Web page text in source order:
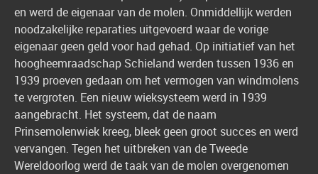
en werd de eigenaar van de molen. Onmiddellijk werden
noodzakelijke reparaties uitgevoerd waar de vorige
eigenaar geen geld voor had gehad. Op initiatief van het
hoogheemraadschap Schieland werden tussen 1936 en
1939 proeven gedaan om het vermogen van windmolens
te vergroten. Een nieuw wieksysteem werd in 1939
aangebracht. Het systeem, dat de naam
Prinsemolenwiek kreeg, bleek geen groot succes en werd
vervangen. Tegen het uitbreken van de Tweede
Wereldoorlog werd de taak van de molen overgenomen